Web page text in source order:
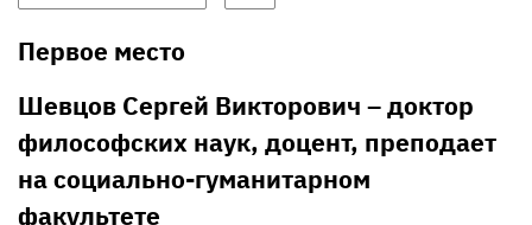
Первое место
Шевцов Сергей Викторович – доктор
философских наук, доцент, преподает
на социально-гуманитарном
факультете